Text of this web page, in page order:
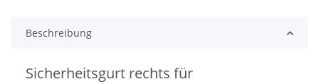
Beschreibung
Sicherheitsgurt rechts für